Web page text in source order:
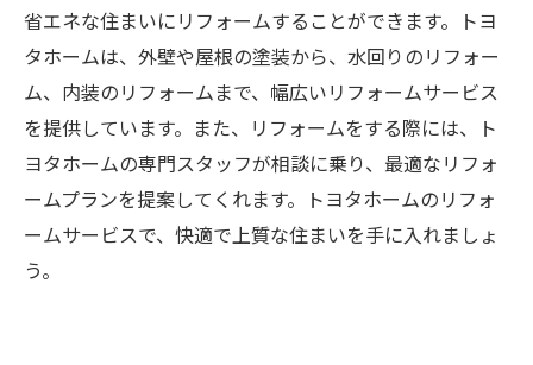
省エネな住まいにリフォームすることができます。トヨ
タホームは、外壁や屋根の塗装から、水回りのリフォー
ム、内装のリフォームまで、幅広いリフォームサービス
を提供しています。また、リフォームをする際には、ト
ヨタホームの専門スタッフが相談に乗り、最適なリフォ
ームプランを提案してくれます。トヨタホームのリフォ
ームサービスで、快適で上質な住まいを手に入れましょ
う。